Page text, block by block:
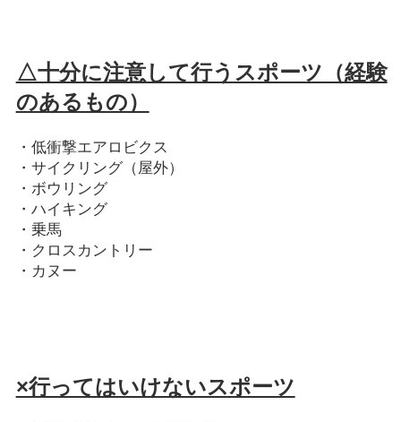
△十分に注意して行うスポーツ（経験
のあるもの）
・低衝撃エアロビクス
・サイクリング（屋外）
・ボウリング
・ハイキング
・乗馬
・クロスカントリー
・カヌー
×行ってはいけないスポーツ